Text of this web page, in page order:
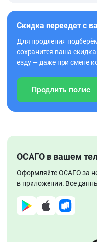
Скидка переедет с
Для продления
сохранится ваша
езду — даже при смене
Продлить полис
ОСАГО в вашем
Оформляйте ОСАГО за
в приложении. Все